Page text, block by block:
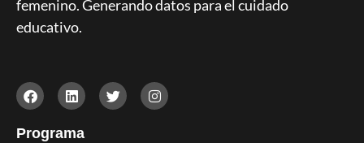
femenino. Generando datos para el cuidado
educativo.
Programa